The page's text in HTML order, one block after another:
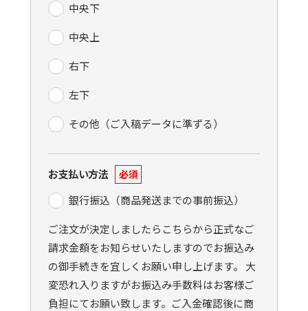
中央下
中央上
右下
左下
その他（ご入稿データに準ずる）
お支払い方法 必須
銀行振込（商品発送までの事前振込）
ご注文が決定しましたらこちらから正式なご
請求金額をお知らせいたしますのでお振込み
の御手続きを宜しくお願い申し上げます。 大
変恐れ入りますがお振込み手数料はお客様ご
負担にてお願い致します。ご入金確認後に商